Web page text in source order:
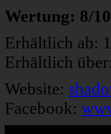
Wertung: 8/10
Erhältlich ab:
Erhältlich
Website:
Facebook: